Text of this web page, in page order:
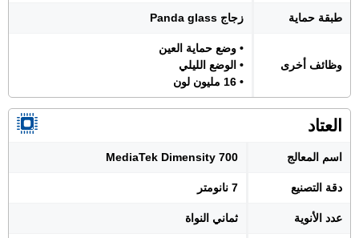
طبقة حماية زجاج Panda glass
وظائف أخرى
• وضع حماية العين
• الوضع الليلي
• 16 مليون لون
العتاد
اسم المعالج MediaTek Dimensity 700
دقة التصنيع 7 نانومتر
عدد الأنوية ثماني النواة